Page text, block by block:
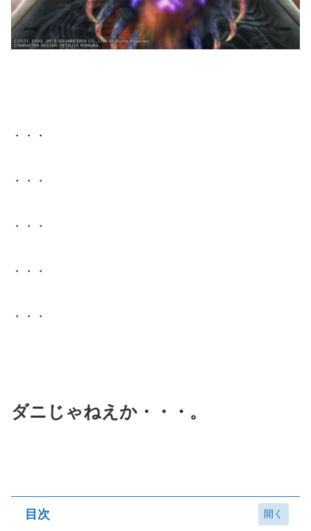
・・・
・・・
・・・
・・・
・・・
ダニじゃねえか・・・。
目次